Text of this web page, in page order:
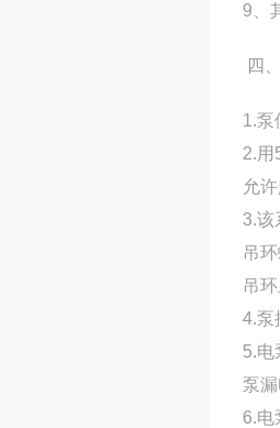
9、
四
1.泵
2.用
允
3.该
吊
吊
4.泵
5.电
泵
6.电